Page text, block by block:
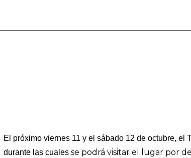
El próximo viernes 11 y el sábado 12 de octubre, el
durante las cualesse podrá visitar el lugar por